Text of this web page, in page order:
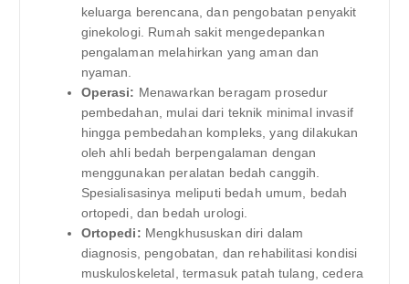
keluarga berencana, dan pengobatan penyakit
ginekologi. Rumah sakit mengedepankan
pengalaman melahirkan yang aman dan
nyaman.
Operasi: Menawarkan beragam prosedur
pembedahan, mulai dari teknik minimal invasif
hingga pembedahan kompleks, yang dilakukan
oleh ahli bedah berpengalaman dengan
menggunakan peralatan bedah canggih.
Spesialisasinya meliputi bedah umum, bedah
ortopedi, dan bedah urologi.
Ortopedi: Mengkhususkan diri dalam
diagnosis, pengobatan, dan rehabilitasi kondisi
muskuloskeletal, termasuk patah tulang, cedera